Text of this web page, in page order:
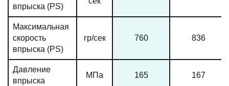
впрыска (PS)
Максимальная
скорость
впрыска (PS)
гр/сек 760 836
Давление
впрыска
МПа 165 167